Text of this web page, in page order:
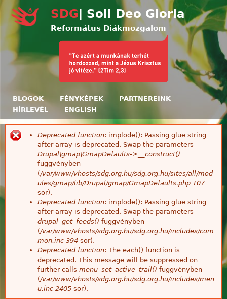
Ugrás a tartalomra
SDG | Soli Deo Gloria
Református Diákmozgalom
BLOGOK FÉNYKÉPEK
PARTNEREINK
HÍRLEVÉL
ENGLISH
Hibaüzenet
Deprecated function: implode(): Passing glue string
after array is deprecated. Swap the parameters
Drupal\gmap\GmapDefaults->__construct()
függvényben
(/var/www/vhosts/sdg.org.hu/sdg.org.hu/sites/all/mod
ules/gmap/lib/Drupal/gmap/GmapDefaults.php 107
sor).
Deprecated function: implode(): Passing glue string
after array is deprecated. Swap the parameters
drupal_get_feeds() függvényben
(/var/www/vhosts/sdg.org.hu/sdg.org.hu/includes/com
mon.inc 394 sor).
Deprecated function: The each() function is
deprecated. This message will be suppressed on
further calls menu_set_active_trail() függvényben
(/var/www/vhosts/sdg.org.hu/sdg.org.hu/includes/men
u.inc 2405 sor).